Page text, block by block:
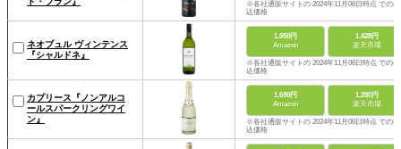
※各社通販サイトの 2024年11月06日時点 での税
込価格
ネオブュル ヴィンテンス
『シャルドネ』
1,650円
Amazon
1,428円
楽天市場
※各社通販サイトの 2024年11月06日時点 での税
込価格
カプリース『ノンアルコ
ールスパークリングワイ
ン』
1,690円
Amazon
1,280円
楽天市場
※各社通販サイトの 2024年11月06日時点 での税
込価格